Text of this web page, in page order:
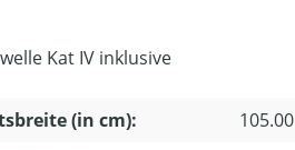
Kat IV inklusive
(in cm):
105.00